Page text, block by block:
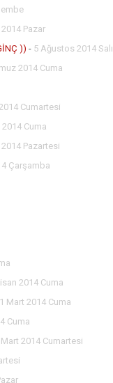
2014 Pazar
)) - 5 Ağustos 2014 Salı
2014 Cuma
Cumartesi
Cuma
Pazartesi
Çarşamba
2014 Cuma
Mart 2014 Cuma
Cuma
Mart 2014 Cumartesi